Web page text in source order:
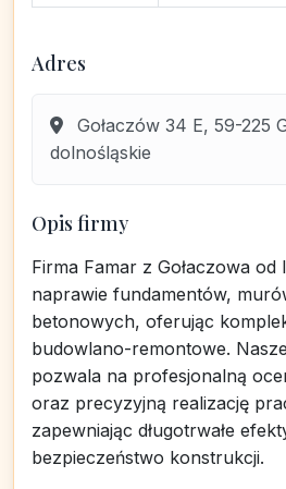
Adres
Gołaczów 34 E, 59-225
dolnośląskie
Opis firmy
Firma Famar z Gołaczowa od
naprawie fundamentów,
betonowych, oferując
budowlano-remontowe.
pozwala na profesjonalną
oraz precyzyjną realizację
zapewniając długotrwałe
bezpieczeństwo konstrukcji.